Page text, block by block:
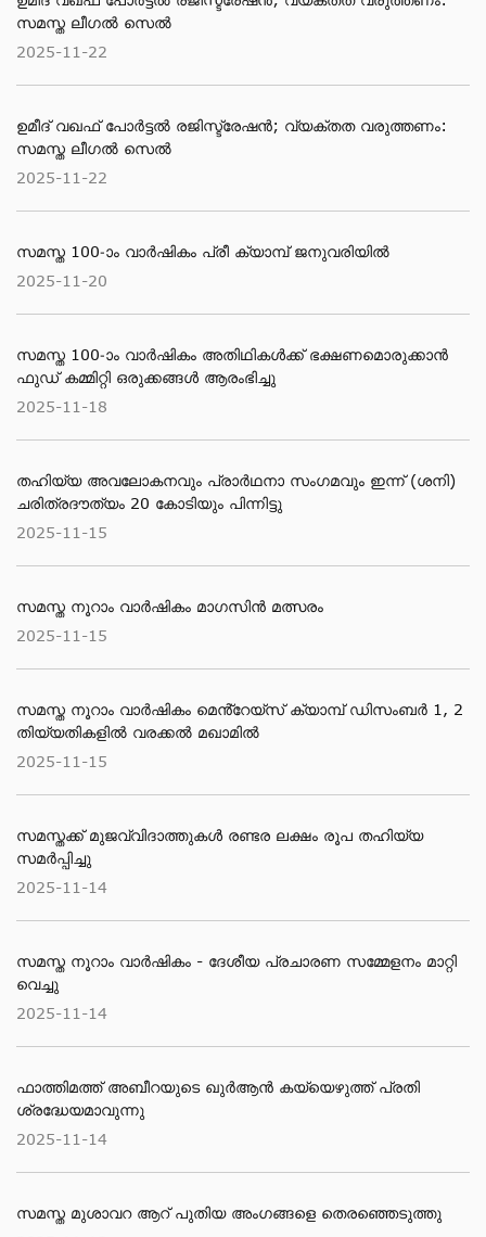
സമസ്ത ലീഗൽ സെൽ
2025-11-22
ഉമീദ് വഖഫ് പോർട്ടൽ രജിസ്ട്രേഷൻ; വ്യക്തത വരുത്തണം:
സമസ്ത ലീഗൽ സെൽ
2025-11-22
സമസ്ത 100-ാം വാര്‍ഷികം പ്രീ ക്യാമ്പ് ജനുവരിയില്‍
2025-11-20
സമസ്ത 100-ാം വാര്‍ഷികം അതിഥികള്‍ക്ക് ഭക്ഷണമൊരുക്കാന്‍
ഫുഡ് കമ്മിറ്റി ഒരുക്കങ്ങള്‍ ആരംഭിച്ചു
2025-11-18
തഹിയ്യ അവലോകനവും പ്രാര്‍ഥനാ സംഗമവും ഇന്ന് (ശനി)
ചരിത്രദൗത്യം 20 കോടിയും പിന്നിട്ടു
2025-11-15
സമസ്ത നൂറാം വാർഷികം മാഗസിൻ മത്സരം
2025-11-15
സമസ്ത നൂറാം വാര്‍ഷികം മെൻ്റേയ്സ് ക്യാമ്പ് ഡിസംബര്‍ 1, 2
തിയ്യതികളില്‍ വരക്കല്‍ മഖാമില്‍
2025-11-15
സമസ്തക്ക് മുജവ്വിദാത്തുകൾ രണ്ടര ലക്ഷം രൂപ തഹിയ്യ
സമർപ്പിച്ചു
2025-11-14
സമസ്ത നൂറാം വാര്‍ഷികം - ദേശീയ പ്രചാരണ സമ്മേളനം മാറ്റി
വെച്ചു
2025-11-14
ഫാത്തിമത്ത് അബീറയുടെ ഖുര്‍ആന്‍ കയ്യെഴുത്ത് പ്രതി
ശ്രദ്ധേയമാവുന്നു
2025-11-14
സമസ്ത മുശാവറ ആറ് പുതിയ അംഗങ്ങളെ തെരഞ്ഞെടുത്തു